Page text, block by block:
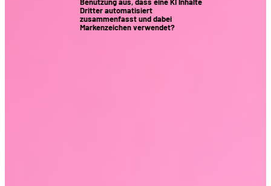
Dritter automatisiert
zusammenfasst und dabei
Markenzeichen verwendet?